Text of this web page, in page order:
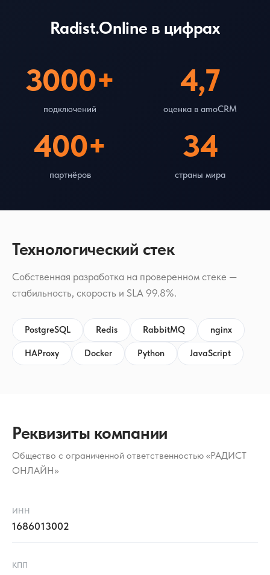
Radist.Online в цифрах
3000+
подключений
4,7
оценка в amoCRM
400+
партнёров
34
страны мира
Технологический стек
Собственная разработка на проверенном стеке —
стабильность, скорость и SLA 99.8%.
PostgreSQL Redis RabbitMQ nginx
HAProxy Docker Python JavaScript
Реквизиты компании
Общество с ограниченной ответственностью «РАДИСТ
ОНЛАЙН»
ИНН
1686013002
КПП